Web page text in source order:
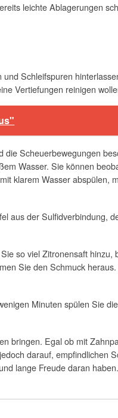
leichte Ablagerungen
Schleifspuren
Vertiefungen reinigen
Scheuerbewegungen
Wasser. Sie können
klarem Wasser abspülen,
aus der Sulfidverbindung,
so viel Zitronensaft hinzu,
Sie den Schmuck
Minuten spülen Sie
bringen. Egal ob mit
darauf, empfindlichen
lange Freude daran haben.